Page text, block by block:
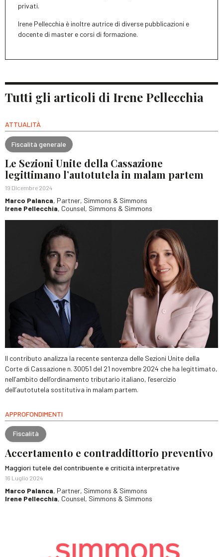
privati.
Irene Pellecchia è inoltre autrice di diverse pubblicazioni e
docente di master e corsi di formazione.
Tutti gli articoli di Irene Pellecchia
ATTUALITÀ
Fiscalità generale
Le Sezioni Unite della Cassazione
legittimano l’autotutela in malam partem
19 Dicembre 2024
Marco Palanca, Partner, Simmons & Simmons
Irene Pellecchia, Counsel, Simmons & Simmons
Il contributo analizza la recente sentenza delle Sezioni Unite della
Corte di Cassazione n. 30051 del 21 novembre 2024 che ha legittimato,
nell’ambito dell’ordinamento tributario italiano, l’esercizio
dell’autotutela sostitutiva in malam partem.
APPROFONDIMENTI
Fiscalità
Accertamento e contraddittorio preventivo
Maggiori tutele del contribuente e criticità interpretative
16 Luglio 2024
Marco Palanca, Partner, Simmons & Simmons
Irene Pellecchia, Counsel, Simmons & Simmons